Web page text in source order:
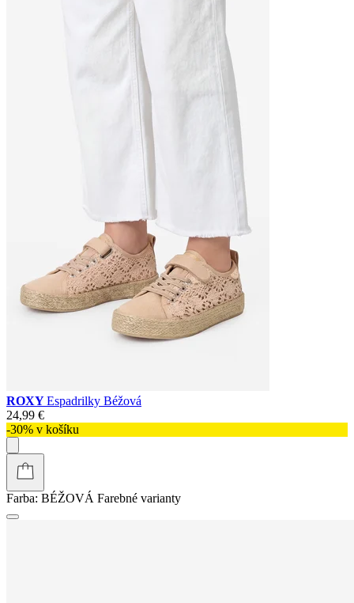
ROXYEspadrilky Béžová
24,99 €
-30% v košíku
Farba: BÉŽOVÁ Farebné varianty